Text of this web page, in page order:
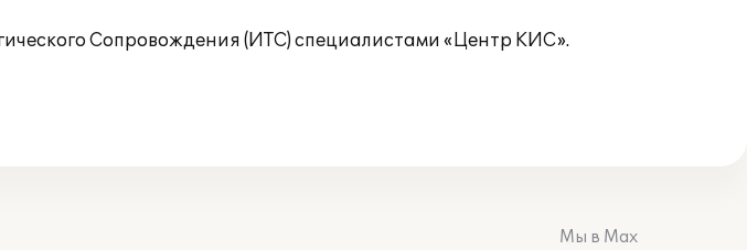
Сопровождения (ИТС) специалистами «Центр КИС».
Мы в Max